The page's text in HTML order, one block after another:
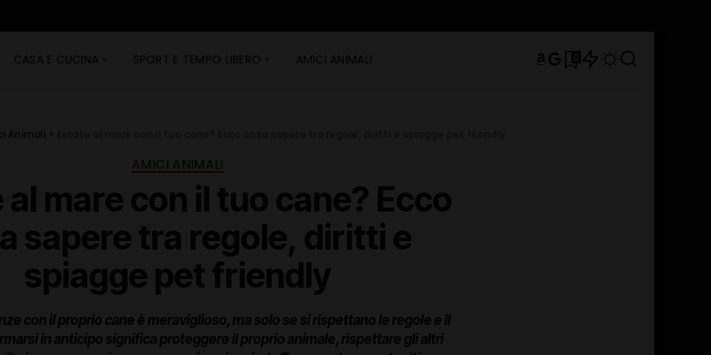
CASA E CUCINA SPORT E TEMPO LIBERO AMICI ANIMALI 0
Animali >
AMICI ANIMALI
mare con il tuo cane? Ecco
sapere tra regole, diritti e
spiagge pet friendly
con il proprio cane è meraviglioso, ma solo se si rispettano le regole e il
in anticipo significa proteggere il proprio animale, rispettare gli altri